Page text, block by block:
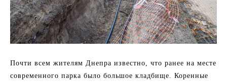
Почти всем жителям Днепра известно, что ранее на месте
современного парка было большое кладбище. Коренные